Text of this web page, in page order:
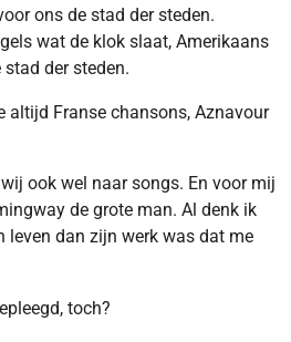
ons de stad der steden.
wat de klok slaat, Amerikaans
der steden.
altijd Franse chansons, Aznavour
ook wel naar songs. En voor mij
de grote man. Al denk ik
leven dan zijn werk was dat me
toch?